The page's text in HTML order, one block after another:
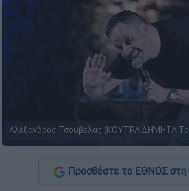
Αλέξανδρος Τσουβέλας (ΚΟΥΤΡΑ ΔΗΜΗΤΑ
Προσθέστε το ΕΘΝΟΣ στη